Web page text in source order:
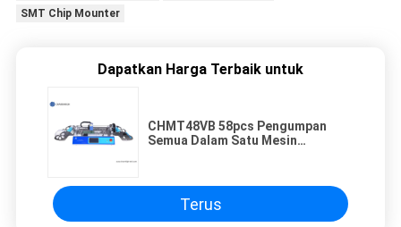
SMT Chip Mounter
Dapatkan Harga Terbaik untuk
CHMT48VB 58pcs Pengumpan
Semua Dalam Satu Mesin
Terus